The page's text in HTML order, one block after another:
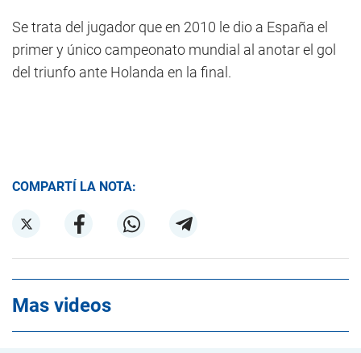
Se trata del jugador que en 2010 le dio a España el
primer y único campeonato mundial al anotar el gol
del triunfo ante Holanda en la final.
COMPARTÍ LA NOTA:
Mas videos